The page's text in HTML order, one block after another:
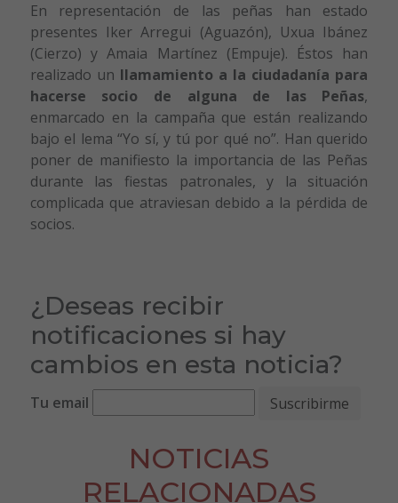
En representación de las peñas han estado
presentes Iker Arregui (Aguazón), Uxua Ibánez
(Cierzo) y Amaia Martínez (Empuje). Éstos han
realizado un llamamiento a la ciudadanía para
hacerse socio de alguna de las Peñas,
enmarcado en la campaña que están realizando
bajo el lema “Yo sí, y tú por qué no”. Han querido
poner de manifiesto la importancia de las Peñas
durante las fiestas patronales, y la situación
complicada que atraviesan debido a la pérdida de
socios.
¿Deseas recibir
notificaciones si hay
cambios en esta noticia?
Tu email
NOTICIAS
RELACIONADAS